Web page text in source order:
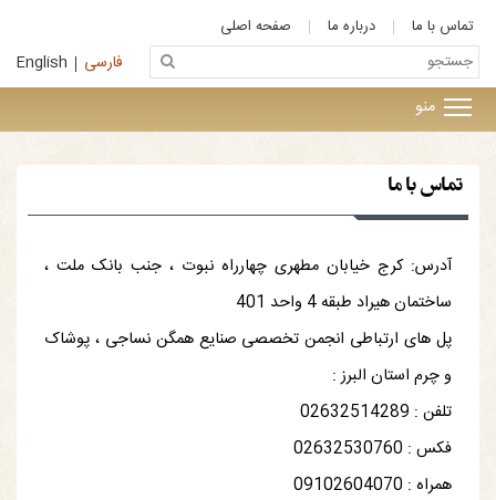
تماس با ما درباره ما
صفحه اصلی
English
فارسی
منو
تماس با ما
آدرس: کرج خیابان مطهری چهارراه نبوت ، جنب بانک ملت ،
ساختمان هیراد طبقه 4 واحد 401
پل های ارتباطی انجمن تخصصی صنایع همگن نساجی ، پوشاک
و چرم استان البرز :
تلفن : 02632514289
فکس : 02632530760
همراه : 09102604070